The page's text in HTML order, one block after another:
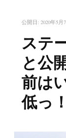
公開日: 2020年5月
ステ
と公
前は
低っ！